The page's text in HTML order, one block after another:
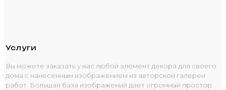
Услуги
Вы можете заказать у нас любой элемент декора для своего
дома с нанесенным изображением из авторской галереи
работ. Большая база изображений дает огромный простор